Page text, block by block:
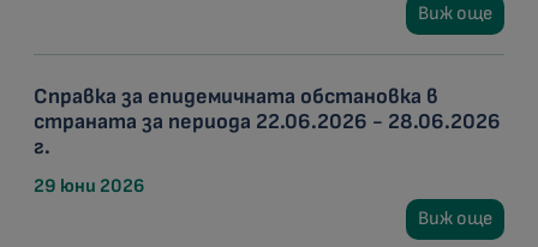
Виж още
Справка за епидемичната обстановка в
страната за периода 22.06.2026 - 28.06.2026
г.
29 юни 2026
Виж още